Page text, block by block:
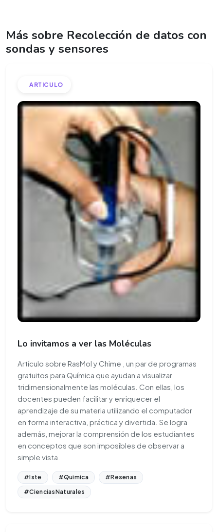
Más sobre Recolección de datos con
sondas y sensores
ARTICULO
Lo invitamos a ver las Moléculas
Artículo sobre RasMol y Chime , un par de programas
gratuitos para Química que ayudan a visualizar
tridimensionalmente las moléculas. Con ellas, los
docentes pueden facilitar y enriquecer el
aprendizaje de su materia utilizando el computador
en forma interactiva, práctica y divertida. Se logra
además, mejorar la comprensión de los estudiantes
en conceptos que son imposibles de observar a
simple vista.
#Iste #Quimica
#Resenas
#CienciasNaturales